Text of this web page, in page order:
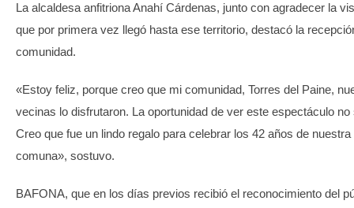
La alcaldesa anfitriona Anahí Cárdenas, junto con agradecer la
que por primera vez llegó hasta ese territorio, destacó la
comunidad.
«Estoy feliz, porque creo que mi comunidad, Torres del Paine,
vecinas lo disfrutaron. La oportunidad de ver este espectáculo
Creo que fue un lindo regalo para celebrar los 42 años de nuestra
comuna», sostuvo.
BAFONA, que en los días previos recibió el reconocimiento del